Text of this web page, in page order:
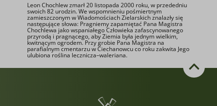
Leon Chochlew zmarł 20 listopada 2000 roku, w przededniu
swoich 82 urodzin. We wspomnieniu pośmiertnym
zamieszczonym w Wiadomościach Zielarskich znalazły się
następujące słowa: Pragniemy zapamiętać Pana Magistra
Chochlewa jako wspaniałego Człowieka zafascynowanego
przyrodą i pragnącego, aby Ziemia była jednym wielkim,
kwitnącym ogrodem. Przy grobie Pana Magistra na
parafialnym cmentarzu w Ciechanowcu co roku zakwita Jego
ulubiona roślina lecznicza–waleriana.